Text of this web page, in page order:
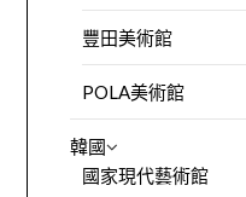
豐田美術館
POLA美術館
韓國
國家現代藝術館